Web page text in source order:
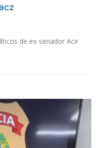
de ex-senador Acir